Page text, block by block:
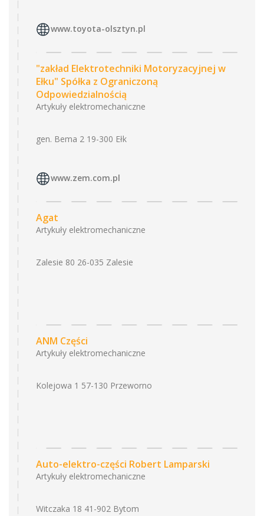
www.toyota-olsztyn.pl
"zakład Elektrotechniki Motoryzacyjnej w
Ełku" Spółka z Ograniczoną
Odpowiedzialnością
Artykuły elektromechaniczne
gen. Bema 2 19-300 Ełk
www.zem.com.pl
Agat
Artykuły elektromechaniczne
Zalesie 80 26-035 Zalesie
ANM Części
Artykuły elektromechaniczne
Kolejowa 1 57-130 Przeworno
Auto-elektro-części Robert Lamparski
Artykuły elektromechaniczne
Witczaka 18 41-902 Bytom